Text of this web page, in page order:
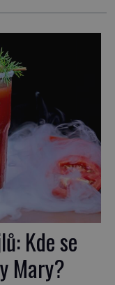
Kde se
Mary?